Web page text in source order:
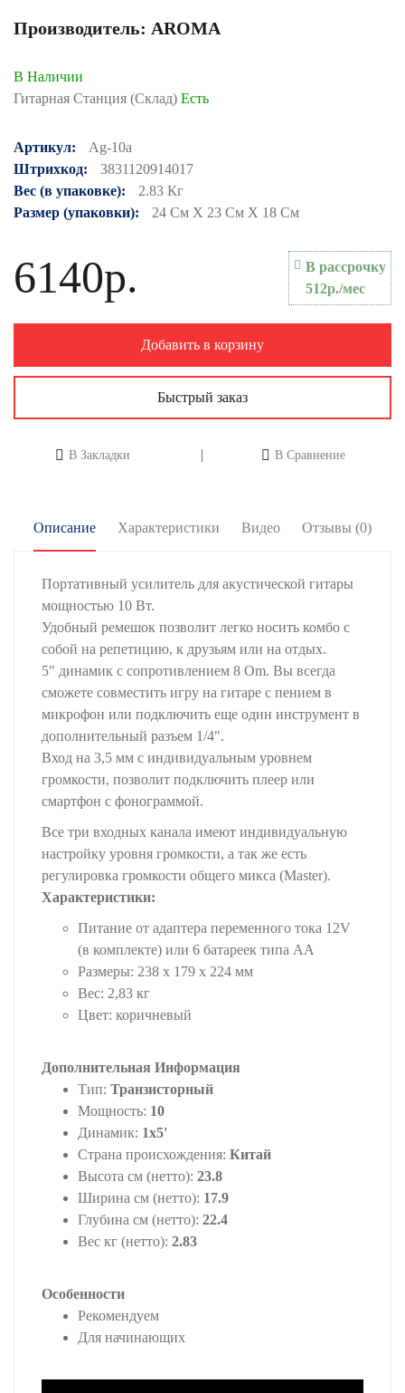
Производитель: AROMA
В Наличии
Гитарная Станция (Склад) Есть
Артикул:
Ag-10a
Штрихкод:
3831120914017
Вес (в упаковке):
2.83 Кг
Размер (упаковки):
24 См X 23 См X 18 См
6140р.
В рассрочку
512р./мес
Добавить в корзину
Быстрый заказ
В Закладки В Сравнение
Описание Характеристики Видео Отзывы (0)
Портативный усилитель для акустической гитары
мощностью 10 Вт.
Удобный ремешок позволит легко носить комбо с
собой на репетицию, к друзьям или на отдых.
5" динамик с сопротивлением 8 Om. Вы всегда
сможете совместить игру на гитаре с пением в
микрофон или подключить еще один инструмент в
дополнительный разъем 1/4".
Вход на 3,5 мм с индивидуальным уровнем
громкости, позволит подключить плеер или
смартфон с фонограммой.
Все три входных канала имеют индивидуальную
настройку уровня громкости, а так же есть
регулировка громкости общего микса (Master).
Характеристики:
Питание от адаптера переменного тока 12V
(в комплекте) или 6 батареек типа AА
Размеры: 238 x 179 x 224 мм
Вес: 2,83 кг
Цвет: коричневый
Дополнительная Информация
Тип: Транзисторный
Мощность: 10
Динамик: 1x5'
Страна происхождения: Китай
Высота см (нетто): 23.8
Ширина см (нетто): 17.9
Глубина см (нетто): 22.4
Вес кг (нетто): 2.83
Особенности
Рекомендуем
Для начинающих